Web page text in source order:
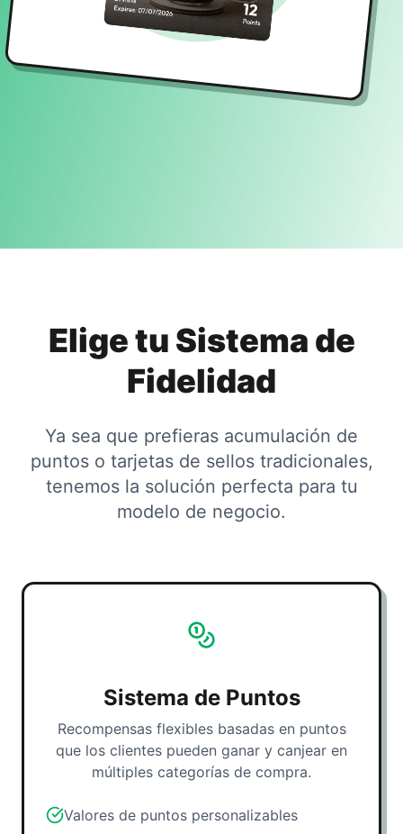
Elige tu Sistema de
Fidelidad
Ya sea que prefieras acumulación de
puntos o tarjetas de sellos tradicionales,
tenemos la solución perfecta para tu
modelo de negocio.
Sistema de Puntos
Recompensas flexibles basadas en puntos
que los clientes pueden ganar y canjear en
múltiples categorías de compra.
Valores de puntos personalizables